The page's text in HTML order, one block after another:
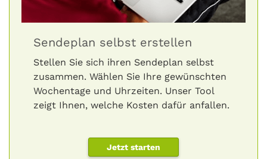
Sendeplan selbst erstellen
Stellen Sie sich ihren Sendeplan selbst
zusammen. Wählen Sie Ihre gewünschten
Wochentage und Uhrzeiten. Unser Tool
zeigt Ihnen, welche Kosten dafür anfallen.
Jetzt starten